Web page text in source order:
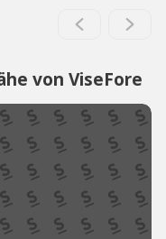
von ViseFore